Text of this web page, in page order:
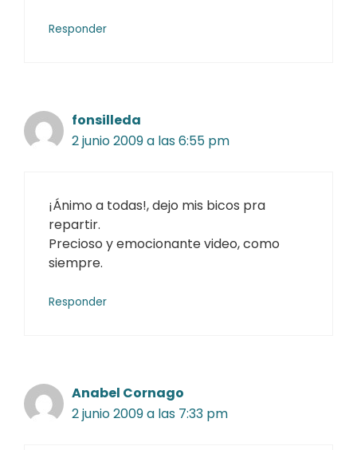
Responder
fonsilleda
2 junio 2009 a las 6:55 pm
¡Ánimo a todas!, dejo mis bicos pra
repartir.
Precioso y emocionante video, como
siempre.
Responder
Anabel Cornago
2 junio 2009 a las 7:33 pm